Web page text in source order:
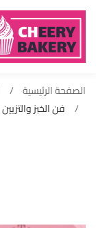
الصفحة الرئيسية
فن الخبز والتزيين